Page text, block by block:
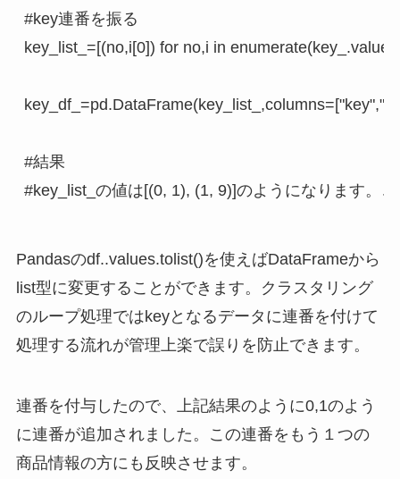
#key連番を振る
key_list_=[(no,i[0]) for no,i in
key_df_=pd.DataFrame(key_list_,columns=["key","
#結果
#key_list_の値は[(0, 1), (1, 9)]のようになります。
Pandasのdf..values.tolist()を使えばDataFrameから
list型に変更することができます。クラスタリング
のループ処理ではkeyとなるデータに連番を付けて
処理する流れが管理上楽で誤りを防止できます。
連番を付与したので、上記結果のように0,1のよう
に連番が追加されました。この連番をもう１つの
商品情報の方にも反映させます。